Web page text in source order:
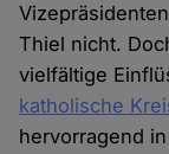
Thiel nicht.
vielfältige
katholische
hervorragend